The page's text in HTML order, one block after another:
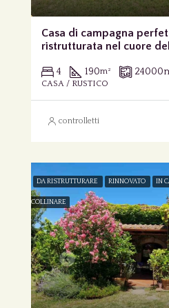
Casa di campagna
ristrutturata nel cuore
4 190m² 24000
CASA / RUSTICO
controlletti
DA RISTRUTTURARE RINNOVATO IN
COLLINARE